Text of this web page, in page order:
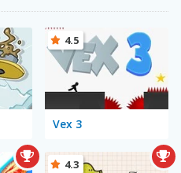
Vex 3
4.5
4.3